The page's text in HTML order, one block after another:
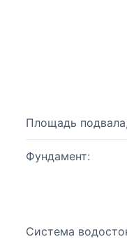
Площадь
Фундамент:
Система